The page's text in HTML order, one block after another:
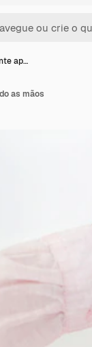
ap…
as mãos